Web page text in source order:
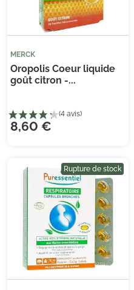
MERCK
Oropolis Coeur liquide
goût citron -...
8,60 €
Rupture de stock